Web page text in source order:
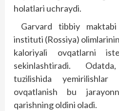
holatlari uchraydi.
Garvard tibbiy
instituti (Rossiya)
kaloriyali ovqatlarni
sekinlashtiradi.
tuzilishida yemirilishlar
ovqatlanish bu
qarishning oldini oladi.